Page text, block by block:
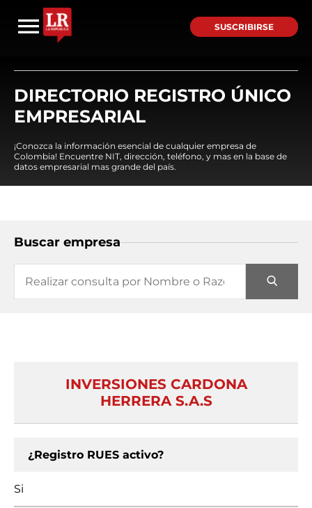
SUSCRIBIRSE
DIRECTORIO REGISTRO ÚNICO
EMPRESARIAL
¡Conozca la información esencial de cualquier empresa de
Colombia! Encuentre NIT, dirección, teléfono, y mas en la base de
datos empresarial mas grande del país.
Buscar empresa
INVERSIONES CARDONA
HERRERA S.A.S
¿Registro RUES activo?
Si